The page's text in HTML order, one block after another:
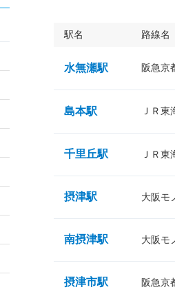
駅名 路線名
水無瀬駅 阪急京
島本駅 ＪＲ東
千里丘駅 ＪＲ東
摂津駅 大阪モ
南摂津駅 大阪モ
摂津市駅 阪急京